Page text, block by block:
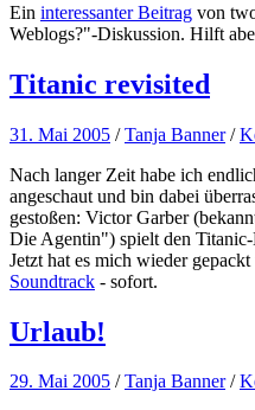
Ein interessanter Beitrag von
Weblogs?"-Diskussion. Hilft
Titanic revisited
31. Mai 2005 /Tanja Banner /
Nach langer Zeit habe ich
angeschaut und bin dabei
gestoßen: Victor Garber
Die Agentin") spielt den
Jetzt hat es mich wieder
Soundtrack - sofort.
Urlaub!
29. Mai 2005 /Tanja Banner /